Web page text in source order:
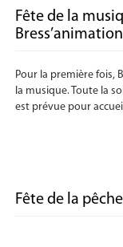
Fête de la
Bress’animation
Pour la première fois,
la musique. Toute la
est prévue pour
Fête de la